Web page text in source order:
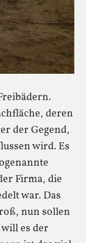
deren
der Gegend,
wird. Es
Firma, die
war. Das
nun sollen
es der